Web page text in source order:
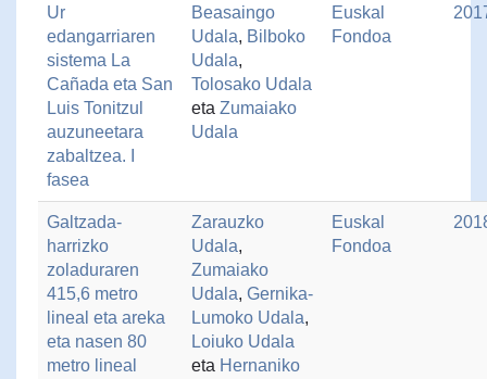
Ur
edangarriaren
sistema La
Cañada eta San
Luis Tonitzul
auzuneetara
zabaltzea. I
fasea
Beasaingo
Udala, Bilboko
Udala,
Tolosako Udala
eta Zumaiako
Udala
Euskal
Fondoa
Galtzada-
harrizko
zoladuraren
415,6 metro
lineal eta areka
eta nasen 80
metro lineal
Zarauzko
Udala,
Zumaiako
Udala, Gernika-
Lumoko Udala,
Loiuko Udala
eta Hernaniko
Euskal
Fondoa